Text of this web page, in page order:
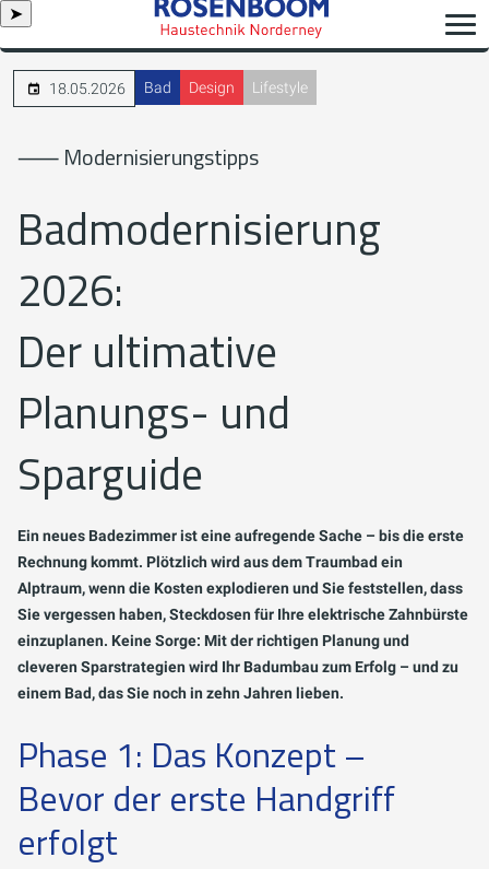
➤
18.05.2026 Bad Design Lifestyle
⸺ Modernisierungstipps
Badmodernisierung
2026:
Der ultimative
Planungs- und
Sparguide
Ein neues Badezimmer ist eine aufregende Sache – bis die erste
Rechnung kommt. Plötzlich wird aus dem Traumbad ein
Alptraum, wenn die Kosten explodieren und Sie feststellen, dass
Sie vergessen haben, Steckdosen für Ihre elektrische Zahnbürste
einzuplanen. Keine Sorge: Mit der richtigen Planung und
cleveren Sparstrategien wird Ihr Badumbau zum Erfolg – und zu
einem Bad, das Sie noch in zehn Jahren lieben.
Phase 1: Das Konzept –
Bevor der erste Handgriff
erfolgt